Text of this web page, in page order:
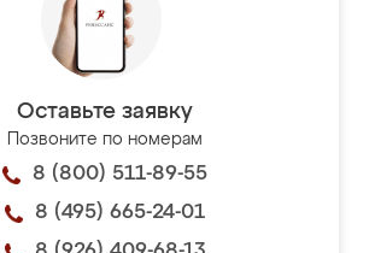
Оставьте заявку
Позвоните по номерам
8 (800) 511-89-55
8 (495) 665-24-01